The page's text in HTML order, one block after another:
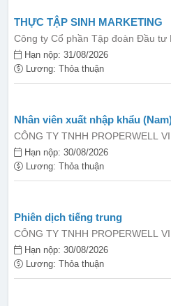
THỰC TẬP SINH MARKETING
Công ty Cổ phần Tập đoàn Đầu tư
Hạn nộp: 31/08/2026
Lương: Thỏa thuận
Nhân viên xuất nhập khẩu
CÔNG TY TNHH PROPERWELL
Hạn nộp: 30/08/2026
Lương: Thỏa thuận
Phiên dịch tiếng trung
CÔNG TY TNHH PROPERWELL
Hạn nộp: 30/08/2026
Lương: Thỏa thuận